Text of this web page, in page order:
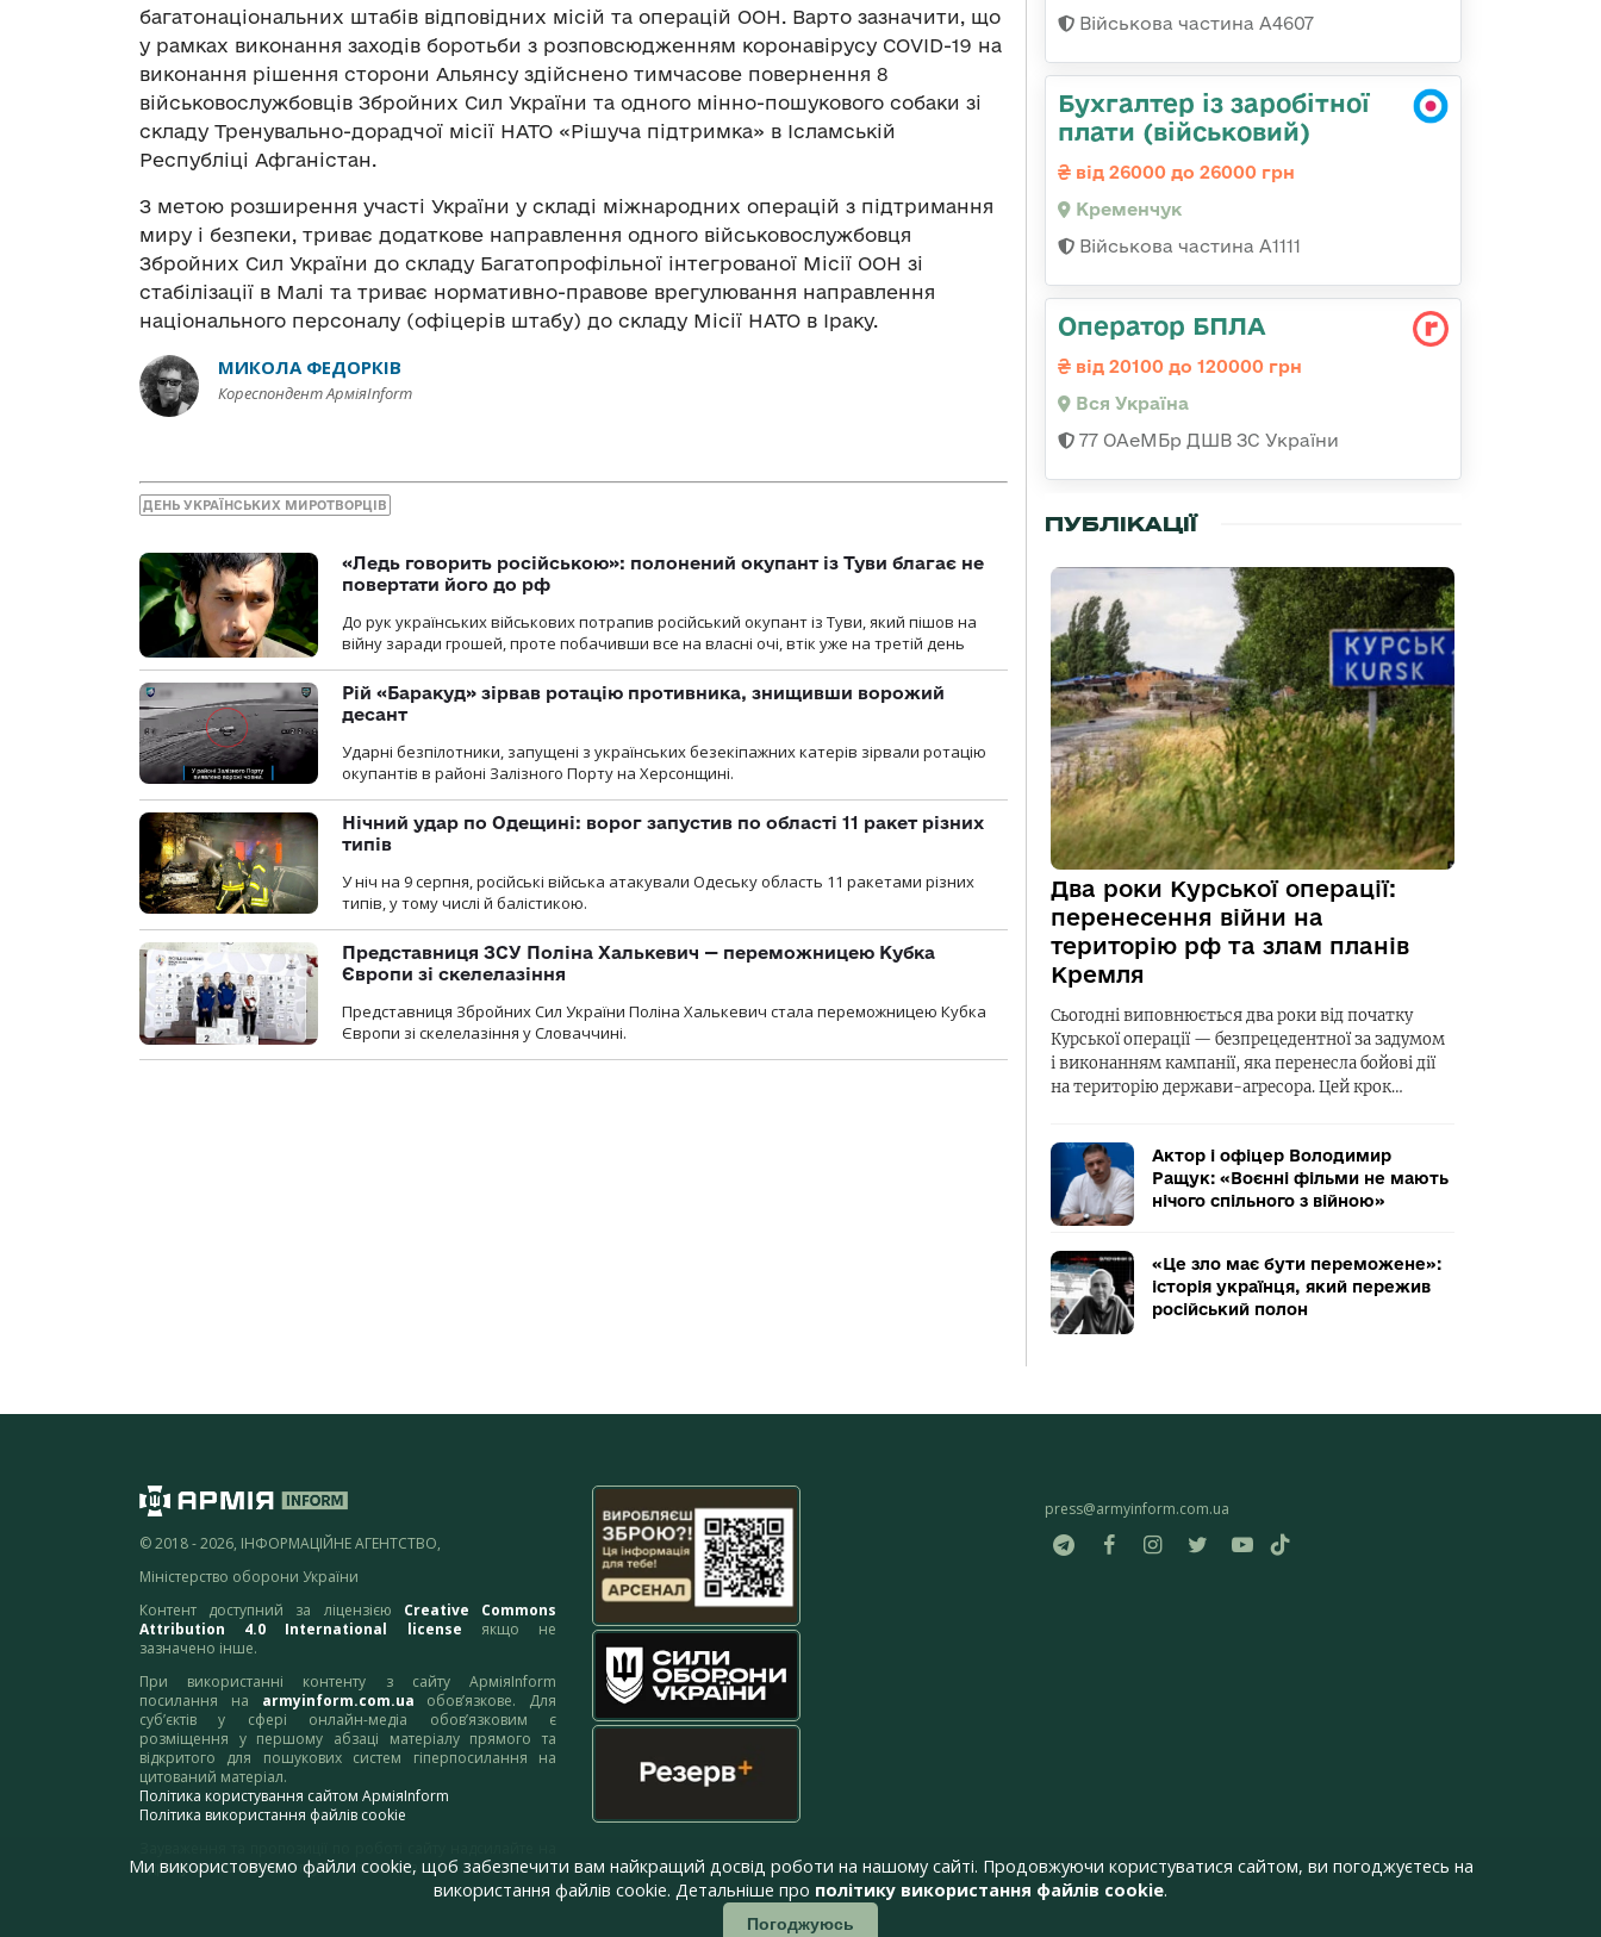
багатонаціональних штабів відповідних місій та операцій ООН. Варто зазначити, що
у рамках виконання заходів боротьби з розповсюдженням коронавірусу COVID-19 на
виконання рішення сторони Альянсу здійснено тимчасове повернення 8
військовослужбовців Збройних Сил України та одного мінно-пошукового собаки зі
складу Тренувально-дорадчої місії НАТО «Рішуча підтримка» в Ісламській
Республіці Афганістан.
З метою розширення участі України у складі міжнародних операцій з підтримання
миру і безпеки, триває додаткове направлення одного військовослужбовця
Збройних Сил України до складу Багатопрофільної інтегрованої Місії ООН зі
стабілізації в Малі та триває нормативно-правове врегулювання направлення
національного персоналу (офіцерів штабу) до складу Місії НАТО в Іраку.
МИКОЛА ФЕДОРКІВ
Кореспондент АрміяInform
ДЕНЬ УКРАЇНСЬКИХ МИРОТВОРЦІВ
«Ледь говорить російською»: полонений окупант із Туви благає не
повертати його до рф
До рук українських військових потрапив російський окупант із Туви, який пішов на
війну заради грошей, проте побачивши все на власні очі, втік уже на третій день
Рій «Баракуд» зірвав ротацію противника, знищивши ворожий
десант
Ударні безпілотники, запущені з українських безекіпажних катерів зірвали ротацію
окупантів в районі Залізного Порту на Херсонщині.
Нічний удар по Одещині: ворог запустив по області 11 ракет різних
типів
У ніч на 9 серпня, російські війська атакували Одеську область 11 ракетами різних
типів, у тому числі й балістикою.
Представниця ЗСУ Поліна Халькевич — переможницею Кубка
Європи зі скелелазіння
Представниця Збройних Сил України Поліна Халькевич стала переможницею Кубка
Європи зі скелелазіння у Словаччині.
Військова частина А4607
Бухгалтер із заробітної
плати (військовий)
від 26000 до 26000 грн
Кременчук
Військова частина А1111
Оператор БПЛА
від 20100 до 120000 грн
Вся Україна
77 ОАеМБр ДШВ ЗС України
ПУБЛІКАЦІЇ
Два роки Курської операції:
перенесення війни на
територію рф та злам планів
Кремля
Сьогодні виповнюється два роки від початку
Курської операції — безпрецедентної за задумом
і виконанням кампанії, яка перенесла бойові дії
на територію держави-агресора. Цей крок…
Актор і офіцер Володимир
Ращук: «Воєнні фільми не мають
нічого спільного з війною»
«Це зло має бути переможене»:
історія українця, який пережив
російський полон
© 2018 - 2026, ІНФОРМАЦІЙНЕ АГЕНТСТВО,
Міністерство оборони України
Контент доступний за ліцензією Creative Commons
Attribution 4.0 International license якщо не
зазначено інше.
При використанні контенту з сайту АрміяInform
посилання на armyinform.com.ua обов’язкове. Для
суб’єктів у сфері онлайн-медіа обов’язковим є
розміщення у першому абзаці матеріалу прямого та
відкритого для пошукових систем гіперпосилання на
цитований матеріал.
Політика користування сайтом АрміяInform
Політика використання файлів cookie
адресу:webmaster@armyinform.com.ua
press@armyinform.com.ua
Ми використовуємо файли cookie, щоб забезпечити вам найкращий досвід роботи на нашому сайті. Продовжуючи користуватися сайтом, ви погоджуєтесь на
використання файлів cookie. Детальніше про політику використання файлів cookie.
Погоджуюсь